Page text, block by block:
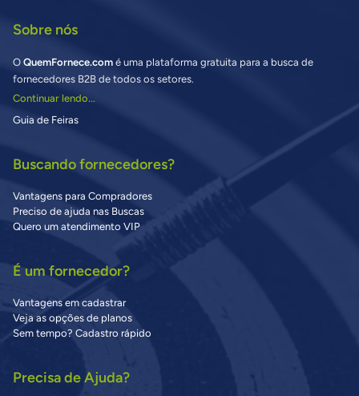
Sobre nós
O QuemFornece.com é uma plataforma gratuita para a busca de
fornecedores B2B de todos os setores.
Continuar lendo...
Guia de Feiras
Buscando fornecedores?
Vantagens para Compradores
Preciso de ajuda nas Buscas
Quero um atendimento VIP
É um fornecedor?
Vantagens em cadastrar
Veja as opções de planos
Sem tempo? Cadastro rápido
Precisa de Ajuda?